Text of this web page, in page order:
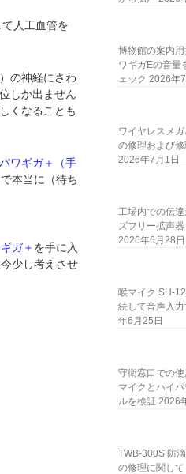
人工血管を
の神経にさわ
しか出ません
くなることも
パワギガ＋（手
本当に（待ち
ガ＋ を手に入
少し考えさせ
博物館の案内
ワギガEの音量
ェック 2026年
ワイヤレスメ
の修理および
2026年7月1日
工場内での伝
ズフリー拡声器
2026年6月28日
喉マイク SH-
続して音声入力
年6月25日
守衛窓口での
マイクとハイ
ルを検証 2026
TWB-300S 防
の修理に関し